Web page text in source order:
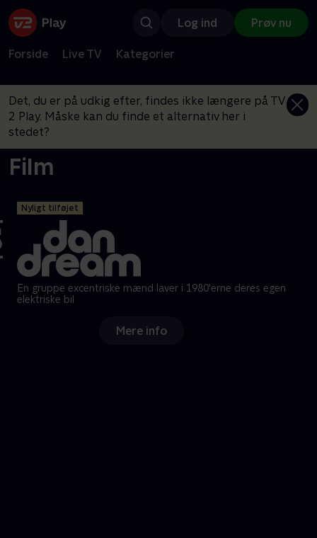
Log ind Prøv nu
Forside Live TV Kategorier
Det, du er på udkig efter, findes ikke længere på TV
2 Play. Måske kan du finde et alternativ her i
stedet?
Film
Nyligt tilføjet
En gruppe excentriske mænd laver i 1980'erne deres egen
elektriske bil
Mere info